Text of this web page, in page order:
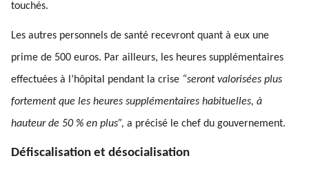
touchés.
Les autres personnels de santé recevront quant à eux une
prime de 500 euros. Par ailleurs, les heures supplémentaires
effectuées à l’hôpital pendant la crise “seront valorisées plus
fortement que les heures supplémentaires habituelles, à
hauteur de 50 % en plus”, a précisé le chef du gouvernement.
Défiscalisation et désocialisation